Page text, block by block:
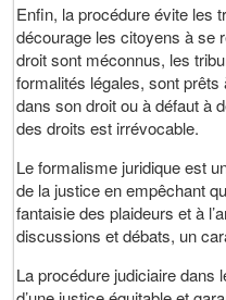
Enfin, la procédure évite les
décourage les citoyens à se
droit sont méconnus, les
formalités légales, sont
dans son droit ou à défaut à
des droits est irrévocable.
Le formalisme juridique est
de la justice en empêchant
fantaisie des plaideurs et à
discussions et débats, un
La procédure judiciaire dans